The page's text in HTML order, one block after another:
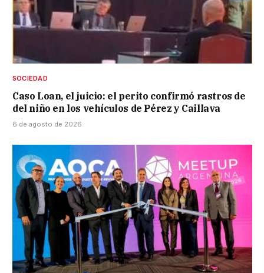
SOCIEDAD
Caso Loan, el juicio: el perito confirmó rastros de
del niño en los vehículos de Pérez y Caillava
6 de agosto de 2026